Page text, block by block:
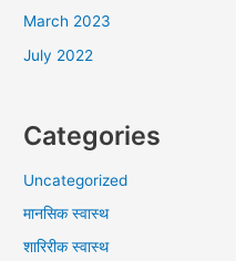
March 2023
July 2022
Categories
Uncategorized
मानसिक स्वास्थ
शारिरीक स्वास्थ